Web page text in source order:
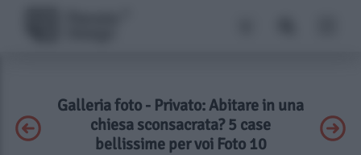
Galleria foto - Privato: Abitare in una
chiesa sconsacrata? 5 case
bellissime per voi Foto 10